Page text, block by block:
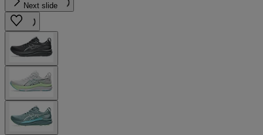
Next slide